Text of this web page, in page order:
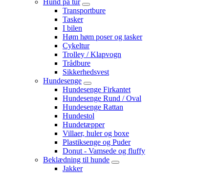
Transportbure
Tasker
I bilen
Høm høm poser og tasker
Cykeltur
Trolley / Klapvogn
Trådbure
Sikkerhedsvest
Hundesenge
Hundesenge Firkantet
Hundesenge Rund / Oval
Hundesenge Rattan
Hundestol
Hundetæpper
Villaer, huler og boxe
Plastiksenge og Puder
Donut - Vamsede og fluffy
Beklædning til hunde
Jakker